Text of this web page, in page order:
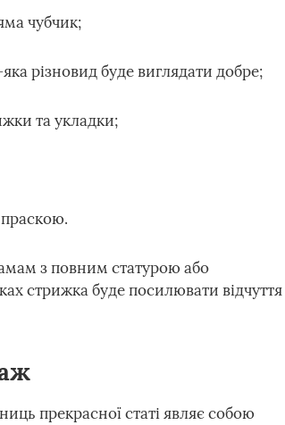
чубчик;
різновид буде виглядати добре;
та укладки;
з повним статурою або
стрижка буде посилювати відчуття
прекрасної статі являє собою